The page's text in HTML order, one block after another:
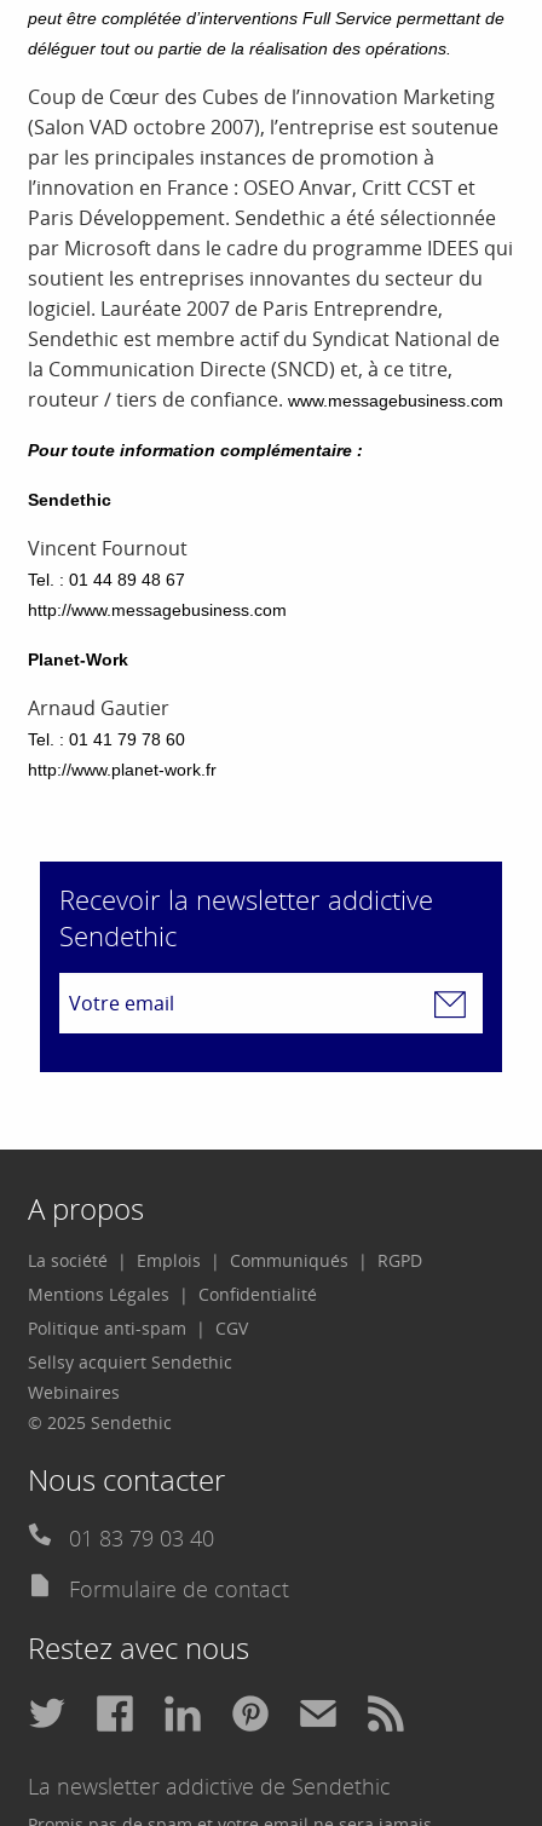
peut être complétée d’interventions Full Service permettant de
déléguer tout ou partie de la réalisation des opérations.
Coup de Cœur des Cubes de l’innovation Marketing
(Salon VAD octobre 2007), l’entreprise est soutenue
par les principales instances de promotion à
l’innovation en France : OSEO Anvar, Critt CCST et
Paris Développement. Sendethic a été sélectionnée
par Microsoft dans le cadre du programme IDEES qui
soutient les entreprises innovantes du secteur du
logiciel. Lauréate 2007 de Paris Entreprendre,
Sendethic est membre actif du Syndicat National de
la Communication Directe (SNCD) et, à ce titre,
routeur / tiers de confiance.www.messagebusiness.com
Pour toute information complémentaire :
Sendethic
Vincent Fournout
Tel. : 01 44 89 48 67
http://www.messagebusiness.com
Planet-Work
Arnaud Gautier
Tel. : 01 41 79 78 60
http://www.planet-work.fr
Recevoir la newsletter addictive
Sendethic
A propos
La société Emplois Communiqués
RGPD
Mentions Légales
Confidentialité
Politique anti-spam
CGV
Sellsy acquiert Sendethic
Webinaires
© 2025 Sendethic
Nous contacter
01 83 79 03 40
Formulaire de contact
Restez avec nous
La newsletter addictive de Sendethic